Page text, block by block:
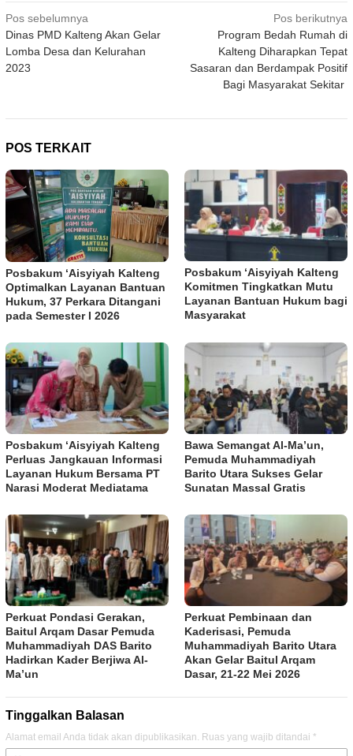
Navigasi
pos
Pos sebelumnya
Dinas PMD Kalteng Akan Gelar
Lomba Desa dan Kelurahan
2023
Pos berikutnya
Program Bedah Rumah di
Kalteng Diharapkan Tepat
Sasaran dan Berdampak Positif
Bagi Masyarakat Sekitar
POS TERKAIT
Posbakum ‘Aisyiyah Kalteng
Optimalkan Layanan Bantuan
Hukum, 37 Perkara Ditangani
pada Semester I 2026
Posbakum ‘Aisyiyah Kalteng
Komitmen Tingkatkan Mutu
Layanan Bantuan Hukum bagi
Masyarakat
Posbakum ‘Aisyiyah Kalteng
Perluas Jangkauan Informasi
Layanan Hukum Bersama PT
Narasi Moderat Mediatama
Bawa Semangat Al-Ma’un,
Pemuda Muhammadiyah
Barito Utara Sukses Gelar
Sunatan Massal Gratis
Perkuat Pondasi Gerakan,
Baitul Arqam Dasar Pemuda
Muhammadiyah DAS Barito
Hadirkan Kader Berjiwa Al-
Ma’un
Perkuat Pembinaan dan
Kaderisasi, Pemuda
Muhammadiyah Barito Utara
Akan Gelar Baitul Arqam
Dasar, 21-22 Mei 2026
Tinggalkan Balasan
Alamat email Anda tidak akan dipublikasikan. Ruas yang wajib ditandai *